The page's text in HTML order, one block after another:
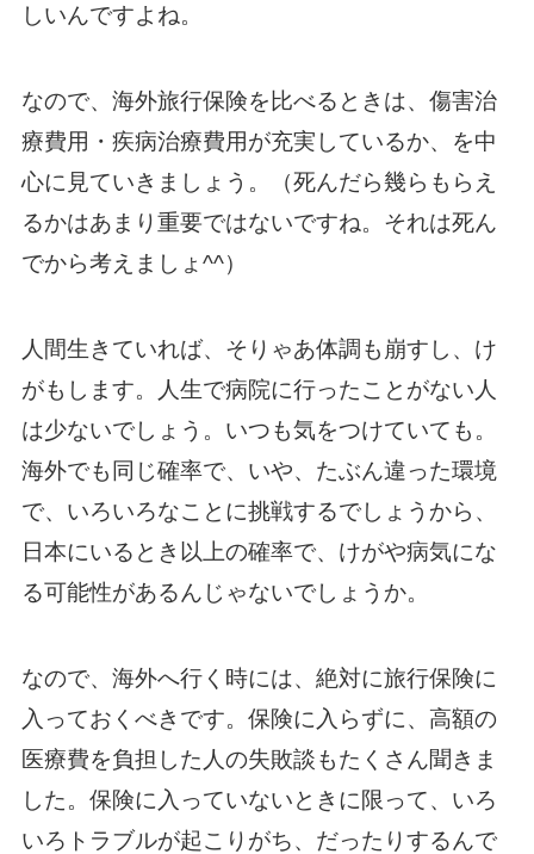
しいんですよね。
なので、海外旅行保険を比べるときは、傷害治
療費用・疾病治療費用が充実しているか、を中
心に見ていきましょう。（死んだら幾らもらえ
るかはあまり重要ではないですね。それは死ん
でから考えましょ^^）
人間生きていれば、そりゃあ体調も崩すし、け
がもします。人生で病院に行ったことがない人
は少ないでしょう。いつも気をつけていても。
海外でも同じ確率で、いや、たぶん違った環境
で、いろいろなことに挑戦するでしょうから、
日本にいるとき以上の確率で、けがや病気にな
る可能性があるんじゃないでしょうか。
なので、海外へ行く時には、絶対に旅行保険に
入っておくべきです。保険に入らずに、高額の
医療費を負担した人の失敗談もたくさん聞きま
した。保険に入っていないときに限って、いろ
いろトラブルが起こりがち、だったりするんで